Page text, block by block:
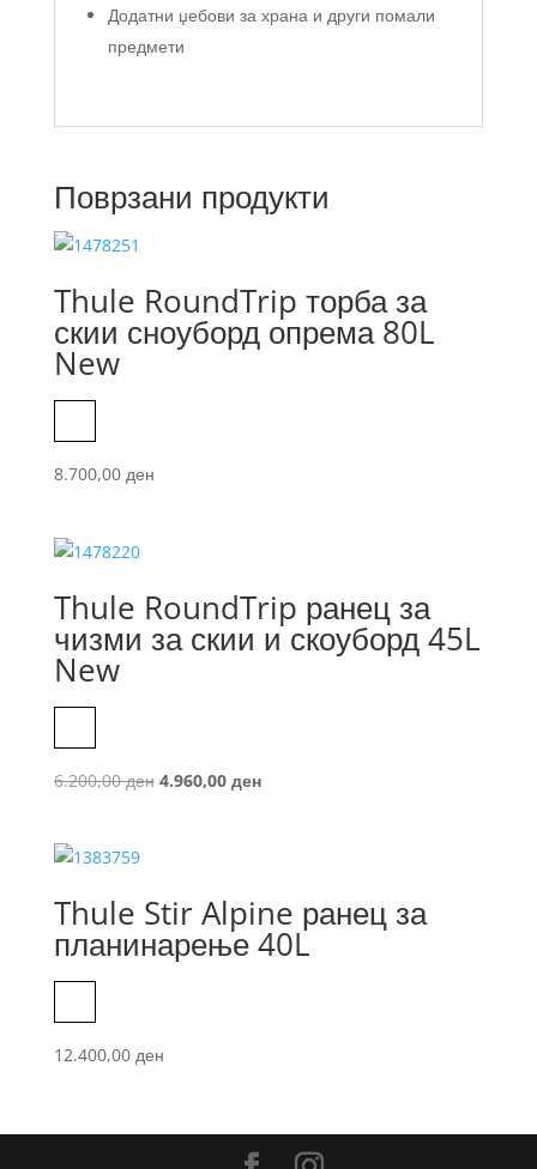
Додатни џебови за храна и други помали
предмети
Поврзани продукти
Thule RoundTrip торба за
скии сноуборд опрема 80L
New
8.700,00 ден
Thule RoundTrip ранец за
чизми за скии и скоуборд 45L
New
6.200,00ден Original
4.960,00 денCurrent
Thule Stir Alpine ранец за
планинарење 40L
12.400,00 ден